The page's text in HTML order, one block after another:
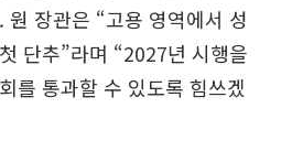
장관은 “고용 영역에서 성
단추”라며 “2027년 시행을
를 통과할 수 있도록 힘쓰겠